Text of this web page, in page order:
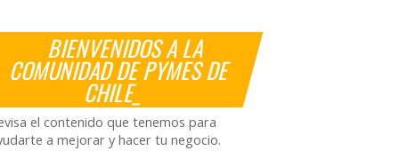
BIENVENIDOS A LA
COMUNIDAD DE PYMES DE
CHILE_
el contenido que tenemos para
a mejorar y hacer tu negocio.